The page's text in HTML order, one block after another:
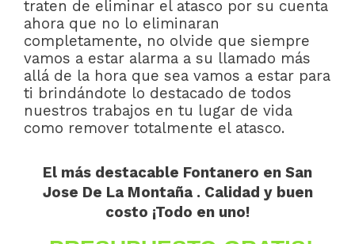
traten de eliminar el atasco por su cuenta
ahora que no lo eliminaran
completamente, no olvide que siempre
vamos a estar alarma a su llamado más
allá de la hora que sea vamos a estar para
ti brindándote lo destacado de todos
nuestros trabajos en tu lugar de vida
como remover totalmente el atasco.
El más destacable Fontanero en San
Jose De La Montaña . Calidad y buen
costo ¡Todo en uno!